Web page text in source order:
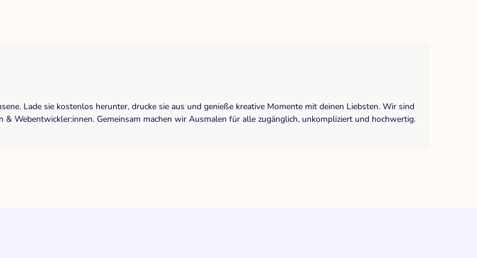
Lade sie kostenlos herunter, drucke sie aus und genieße kreative Momente mit deinen Liebsten. Wir sind
& Webentwickler:innen. Gemeinsam machen wir Ausmalen für alle zugänglich, unkompliziert und hochwertig.